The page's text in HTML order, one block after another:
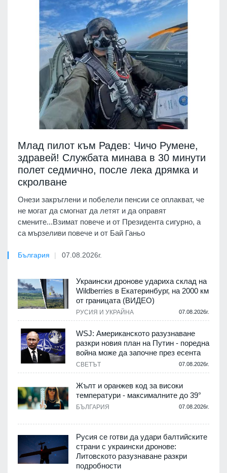
Млад пилот към Радев: Чичо Румене,
здравей! Службата минава в 30 минути
полет седмично, после лека дрямка и
скролване
Онези закръглени и побелели пенсии се оплакват, че
не могат да смогнат да летят и да оправят
смените...Взимат повече и от Президента сигурно, а
са мързеливи повече и от Бай Ганьо
България 07.08.2026г.
Украински дронове удариха склад на
Wildberries в Екатеринбург, на 2000 км
от границата (ВИДЕО)
РУСИЯ И УКРАЙНА 07.08.2026г.
WSJ: Американското разузнаване
разкри новия план на Путин - поредна
война може да започне през есента
СВЕТЪТ 07.08.2026г.
Жълт и оранжев код за високи
температури - максималните до 39°
БЪЛГАРИЯ 07.08.2026г.
Русия се готви да удари балтийските
страни с украински дронове:
Литовското разузнаване разкри
подробности